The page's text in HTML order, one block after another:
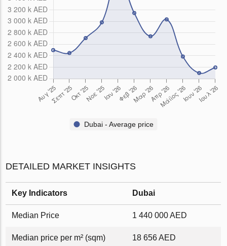
Dubai - Average price
DETAILED MARKET INSIGHTS
Key Indicators Dubai
Median Price 1 440 000 AED
Median price per m² (sqm) 18 656 AED